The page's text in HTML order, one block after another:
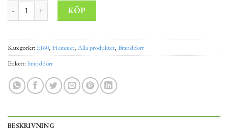
Branddörr av stål EI60 110x200 cm mängd
KÖP
Kategorier: EI60, Hemmet, Alla produkter, Branddörr
Etikett:branddörr
BESKRIVNING